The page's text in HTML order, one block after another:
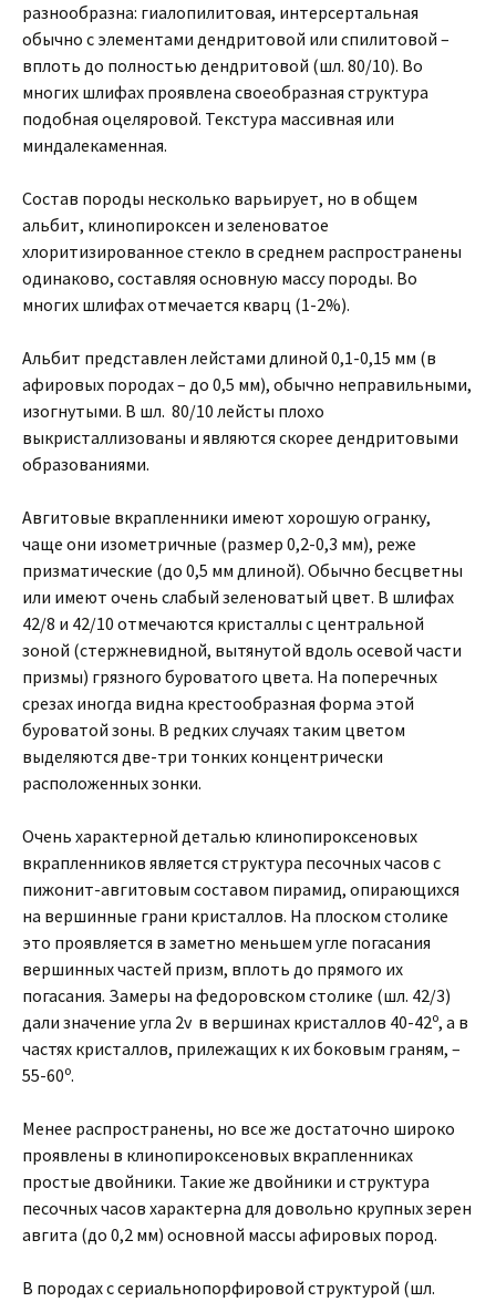
разнообразна: гиалопилитовая, интерсертальная
обычно с элементами дендритовой или спилитовой –
вплоть до полностью дендритовой (шл. 80/10). Во
многих шлифах проявлена своеобразная структура
подобная оцеляровой. Текстура массивная или
миндалекаменная.
Состав породы несколько варьирует, но в общем
альбит, клинопироксен и зеленоватое
хлоритизированное стекло в среднем распространены
одинаково, составляя основную массу породы. Во
многих шлифах отмечается кварц (1-2%).
Альбит представлен лейстами длиной 0,1-0,15 мм (в
афировых породах – до 0,5 мм), обычно неправильными,
изогнутыми. В шл. 80/10 лейсты плохо
выкристаллизованы и являются скорее дендритовыми
образованиями.
Авгитовые вкрапленники имеют хорошую огранку,
чаще они изометричные (размер 0,2-0,3 мм), реже
призматические (до 0,5 мм длиной). Обычно бесцветны
или имеют очень слабый зеленоватый цвет. В шлифах
42/8 и 42/10 отмечаются кристаллы с центральной
зоной (стержневидной, вытянутой вдоль осевой части
призмы) грязного буроватого цвета. На поперечных
срезах иногда видна крестообразная форма этой
буроватой зоны. В редких случаях таким цветом
выделяются две-три тонких концентрически
расположенных зонки.
Очень характерной деталью клинопироксеновых
вкрапленников является структура песочных часов с
пижонит-авгитовым составом пирамид, опирающихся
на вершинные грани кристаллов. На плоском столике
это проявляется в заметно меньшем угле погасания
вершинных частей призм, вплоть до прямого их
погасания. Замеры на федоровском столике (шл. 42/3)
дали значение угла 2v в вершинах кристаллов 40-42о, а в
частях кристаллов, прилежащих к их боковым граням, –
55-60о.
Менее распространены, но все же достаточно широко
проявлены в клинопироксеновых вкрапленниках
простые двойники. Такие же двойники и структура
песочных часов характерна для довольно крупных зерен
авгита (до 0,2 мм) основной массы афировых пород.
В породах с сериальнопорфировой структурой (шл.